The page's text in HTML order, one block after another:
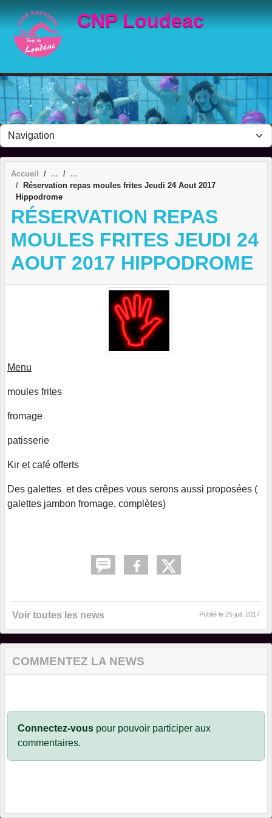
CNP Loudeac
Accueil
Réservation repas moules frites Jeudi 24 Aout 2017
Hippodrome
RÉSERVATION REPAS
MOULES FRITES JEUDI 24
AOUT 2017 HIPPODROME
Menu
moules frites
fromage
patisserie
Kir et café offerts
Des galettes et des crêpes vous serons aussi proposées (
galettes jambon fromage, complètes)
Voir toutes les news Publié le 25 juil. 2017
COMMENTEZ LA NEWS
Connectez-vous pour pouvoir participer aux
commentaires.